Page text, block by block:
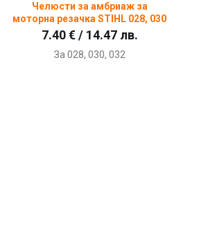
Челюсти за амбриаж за
моторна резачка STIHL 028, 030
7.40 € / 14.47 лв.
За 028, 030, 032